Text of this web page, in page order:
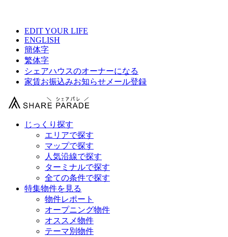
EDIT YOUR LIFE
ENGLISH
簡体字
繁体字
シェアハウスのオーナーになる
家賃お振込みお知らせメール登録
じっくり探す
エリアで探す
マップで探す
人気沿線で探す
ターミナルで探す
全ての条件で探す
特集物件を見る
物件レポート
オープニング物件
オススメ物件
テーマ別物件